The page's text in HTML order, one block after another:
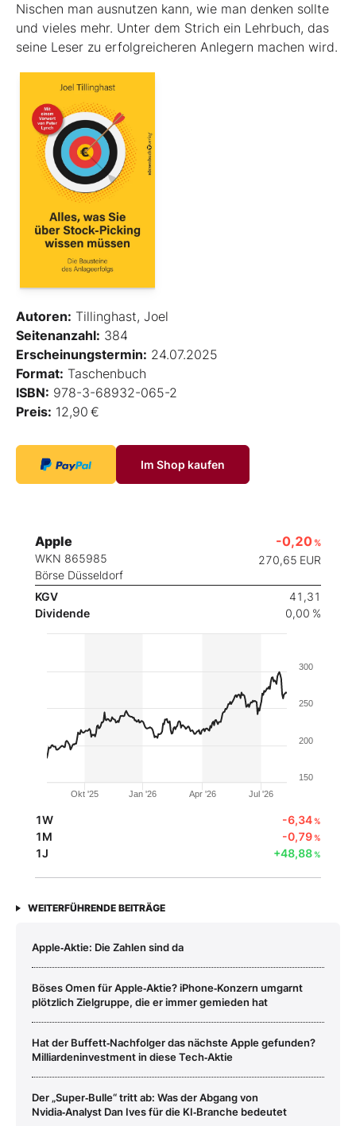
Nischen man ausnutzen kann, wie man denken sollte
und vieles mehr. Unter dem Strich ein Lehrbuch, das
seine Leser zu erfolgreicheren Anlegern machen wird.
Autoren: Tillinghast, Joel
Seitenanzahl: 384
Erscheinungstermin: 24.07.2025
Format: Taschenbuch
ISBN: 978-3-68932-065-2
Preis: 12,90 €
Im Shop kaufen
Apple
WKN 865985
Börse Düsseldorf
-0,20 %
270,65 EUR
KGV
41,31
Dividende
0,00 %
Okt '25 Jan '26 Apr '26 Jul '26
150
200
250
300
1W -6,34%
1M -0,79%
1J +48,88%
WEITERFÜHRENDE BEITRÄGE
Apple‑Aktie: Die Zahlen sind da
Böses Omen für Apple‑Aktie? iPhone‑Konzern umgarnt
plötzlich Zielgruppe, die er immer gemieden hat
Hat der Buffett‑Nachfolger das nächste Apple gefunden?
Milliardeninvestment in diese Tech‑Aktie
Der „Super‑Bulle“ tritt ab: Was der Abgang von
Nvidia‑Analyst Dan Ives für die KI‑Branche bedeutet